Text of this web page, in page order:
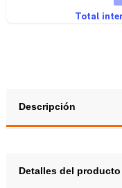
Descripción
Detalles del producto